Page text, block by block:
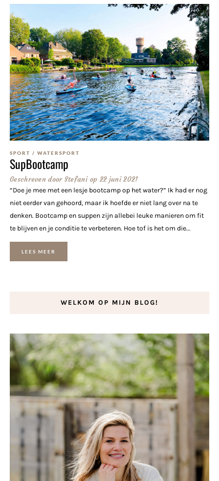
SPORT / WATERSPORT
SupBootcamp
Geschreven doorStefani op 22 juni 2021
“Doe je mee met een lesje bootcamp op het water?” Ik had er nog
niet eerder van gehoord, maar ik hoefde er niet lang over na te
denken. Bootcamp en suppen zijn allebei leuke manieren om fit
te blijven en je conditie te verbeteren. Hoe tof is het om die...
LEES MEER
WELKOM OP MIJN BLOG!